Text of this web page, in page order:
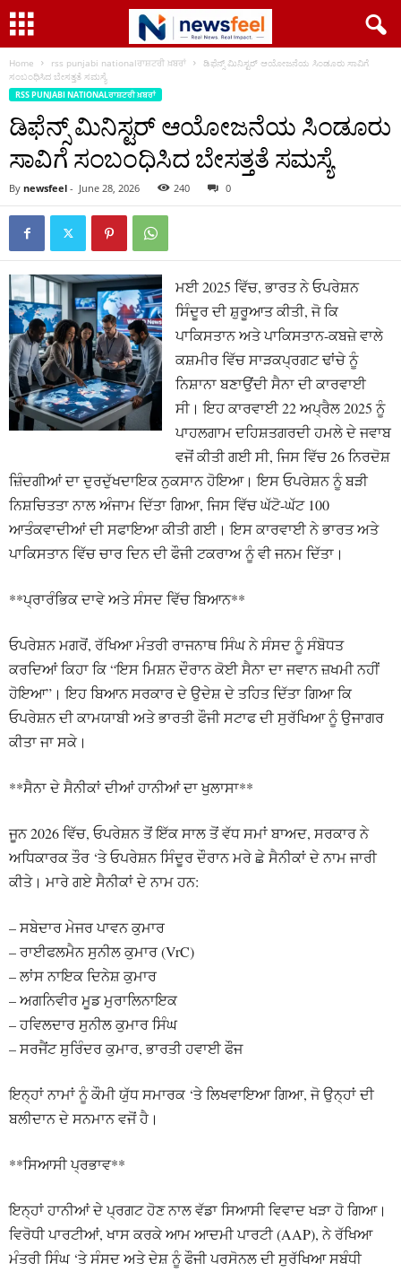
Home rss punjabi nationalਰਾਸ਼ਟਰੀ ਖ਼ਬਰਾਂ
ಡಿಫೆನ್ಸ್ ಮಿನಿಸ್ಟರ್ ಆಯೋಜನೆಯ ಸಿಂಡೂರು ಸಾವಿಗೆ
ಸಂಬಂಧಿಸಿದ ಬೇಸತ್ತತೆ ಸಮಸ್ಯೆ
RSS PUNJABI NATIONALਰਾਸ਼ਟਰੀ ਖ਼ਬਰਾਂ
ಡಿಫೆನ್ಸ್ ಮಿನಿಸ್ಟರ್ ಆಯೋಜನೆಯ ಸಿಂಡೂರು
ಸಾವಿಗೆ ಸಂಬಂಧಿಸಿದ ಬೇಸತ್ತತೆ ಸಮಸ್ಯೆ
By newsfeel - June 28, 2026 240 0
ਮਈ 2025 ਵਿੱਚ, ਭਾਰਤ ਨੇ ਓਪਰੇਸ਼ਨ
ਸਿੰਦੂਰ ਦੀ ਸ਼ੁਰੂਆਤ ਕੀਤੀ, ਜੋ ਕਿ
ਪਾਕਿਸਤਾਨ ਅਤੇ ਪਾਕਿਸਤਾਨ-ਕਬਜ਼ੇ ਵਾਲੇ
ਕਸ਼ਮੀਰ ਵਿੱਚ ਸਾੜਕਪ੍ਰਗਟ ਢਾਂਚੇ ਨੂੰ
ਨਿਸ਼ਾਨਾ ਬਣਾਉਂਦੀ ਸੈਨਾ ਦੀ ਕਾਰਵਾਈ
ਸੀ। ਇਹ ਕਾਰਵਾਈ 22 ਅਪ੍ਰੈਲ 2025 ਨੂੰ
ਪਾਹਲਗਾਮ ਦਹਿਸ਼ਤਗਰਦੀ ਹਮਲੇ ਦੇ ਜਵਾਬ
ਵਜੋਂ ਕੀਤੀ ਗਈ ਸੀ, ਜਿਸ ਵਿੱਚ 26 ਨਿਰਦੋਸ਼
ਜ਼ਿੰਦਗੀਆਂ ਦਾ ਦੁਰਦੁੱਖਦਾਇਕ ਨੁਕਸਾਨ ਹੋਇਆ। ਇਸ ਓਪਰੇਸ਼ਨ ਨੂੰ ਬੜੀ
ਨਿਸ਼ਚਿਤਤਾ ਨਾਲ ਅੰਜਾਮ ਦਿੱਤਾ ਗਿਆ, ਜਿਸ ਵਿੱਚ ਘੱਟੋ-ਘੱਟ 100
ਆਤੰਕਵਾਦੀਆਂ ਦੀ ਸਫਾਇਆ ਕੀਤੀ ਗਈ। ਇਸ ਕਾਰਵਾਈ ਨੇ ਭਾਰਤ ਅਤੇ
ਪਾਕਿਸਤਾਨ ਵਿੱਚ ਚਾਰ ਦਿਨ ਦੀ ਫੌਜੀ ਟਕਰਾਅ ਨੂੰ ਵੀ ਜਨਮ ਦਿੱਤਾ।
**ਪ੍ਰਾਰੰਭਿਕ ਦਾਵੇ ਅਤੇ ਸੰਸਦ ਵਿੱਚ ਬਿਆਨ**
ਓਪਰੇਸ਼ਨ ਮਗਰੋਂ, ਰੱਖਿਆ ਮੰਤਰੀ ਰਾਜਨਾਥ ਸਿੰਘ ਨੇ ਸੰਸਦ ਨੂੰ ਸੰਬੋਧਤ
ਕਰਦਿਆਂ ਕਿਹਾ ਕਿ “ਇਸ ਮਿਸ਼ਨ ਦੌਰਾਨ ਕੋਈ ਸੈਨਾ ਦਾ ਜਵਾਨ ਜ਼ਖਮੀ ਨਹੀਂ
ਹੋਇਆ”। ਇਹ ਬਿਆਨ ਸਰਕਾਰ ਦੇ ਉਦੇਸ਼ ਦੇ ਤਹਿਤ ਦਿੱਤਾ ਗਿਆ ਕਿ
ਓਪਰੇਸ਼ਨ ਦੀ ਕਾਮਯਾਬੀ ਅਤੇ ਭਾਰਤੀ ਫੌਜੀ ਸਟਾਫ ਦੀ ਸੁਰੱਖਿਆ ਨੂੰ ਉਜਾਗਰ
ਕੀਤਾ ਜਾ ਸਕੇ।
**ਸੈਨਾ ਦੇ ਸੈਨੀਕਾਂ ਦੀਆਂ ਹਾਨੀਆਂ ਦਾ ਖੁਲਾਸਾ**
ਜੂਨ 2026 ਵਿੱਚ, ਓਪਰੇਸ਼ਨ ਤੋਂ ਇੱਕ ਸਾਲ ਤੋਂ ਵੱਧ ਸਮਾਂ ਬਾਅਦ, ਸਰਕਾਰ ਨੇ
ਅਧਿਕਾਰਕ ਤੌਰ ‘ਤੇ ਓਪਰੇਸ਼ਨ ਸਿੰਦੂਰ ਦੌਰਾਨ ਮਰੇ ਛੇ ਸੈਨੀਕਾਂ ਦੇ ਨਾਮ ਜਾਰੀ
ਕੀਤੇ। ਮਾਰੇ ਗਏ ਸੈਨੀਕਾਂ ਦੇ ਨਾਮ ਹਨ:
– ਸਬੇਦਾਰ ਮੇਜਰ ਪਾਵਨ ਕੁਮਾਰ
– ਰਾਈਫਲਮੈਨ ਸੁਨੀਲ ਕੁਮਾਰ (VrC)
– ਲਾਂਸ ਨਾਇਕ ਦਿਨੇਸ਼ ਕੁਮਾਰ
– ਅਗਨਿਵੀਰ ਮੂਡ ਮੁਰਾਲਿਨਾਇਕ
– ਹਵਿਲਦਾਰ ਸੁਨੀਲ ਕੁਮਾਰ ਸਿੰਘ
– ਸਰਜੈਂਟ ਸੁਰਿੰਦਰ ਕੁਮਾਰ, ਭਾਰਤੀ ਹਵਾਈ ਫੌਜ
ਇਨ੍ਹਾਂ ਨਾਮਾਂ ਨੂੰ ਕੌਮੀ ਯੁੱਧ ਸਮਾਰਕ ‘ਤੇ ਲਿਖਵਾਇਆ ਗਿਆ, ਜੋ ਉਨ੍ਹਾਂ ਦੀ
ਬਲੀਦਾਨ ਦੇ ਸਨਮਾਨ ਵਜੋਂ ਹੈ।
**ਸਿਆਸੀ ਪ੍ਰਭਾਵ**
ਇਨ੍ਹਾਂ ਹਾਨੀਆਂ ਦੇ ਪ੍ਰਗਟ ਹੋਣ ਨਾਲ ਵੱਡਾ ਸਿਆਸੀ ਵਿਵਾਦ ਖੜਾ ਹੋ ਗਿਆ।
ਵਿਰੋਧੀ ਪਾਰਟੀਆਂ, ਖਾਸ ਕਰਕੇ ਆਮ ਆਦਮੀ ਪਾਰਟੀ (AAP), ਨੇ ਰੱਖਿਆ
ਮੰਤਰੀ ਸਿੰਘ ‘ਤੇ ਸੰਸਦ ਅਤੇ ਦੇਸ਼ ਨੂੰ ਫੌਜੀ ਪਰਸੋਨਲ ਦੀ ਸੁਰੱਖਿਆ ਸਬੰਧੀ